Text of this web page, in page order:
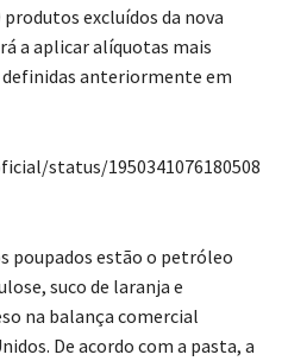
excluídos da nova
a aplicar alíquotas mais
anteriormente em
status/1950341076180508
poupados estão o petróleo
suco de laranja e
na balança comercial
De acordo com a pasta, a